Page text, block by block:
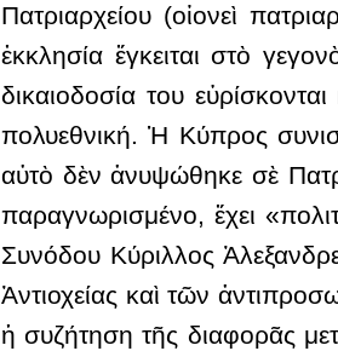
Πατριαρχείου (οἱονεὶ
ἐκκλησία ἔγκειται στὸ
δικαιοδοσία του
πολυεθνική. Ἡ Κύπρος
αὐτὸ δὲν ἀνυψώθηκε σὲ
παραγνωρισμένο, ἔχει
Συνόδου Κύριλλος
Ἀντιοχείας καὶ τῶν
ἡ συζήτηση τῆς διαφορᾶς